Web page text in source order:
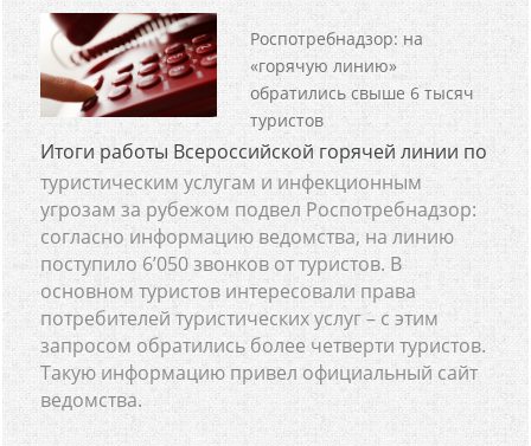
Роспотребнадзор: на
«горячую линию»
обратились свыше 6 тысяч
туристов
Итоги работы Всероссийской горячей линии по
туристическим услугам и инфекционным
угрозам за рубежом подвел Роспотребнадзор:
согласно информацию ведомства, на линию
поступило 6’050 звонков от туристов. В
основном туристов интересовали права
потребителей туристических услуг – с этим
запросом обратились более четверти туристов.
Такую информацию привел официальный сайт
ведомства.